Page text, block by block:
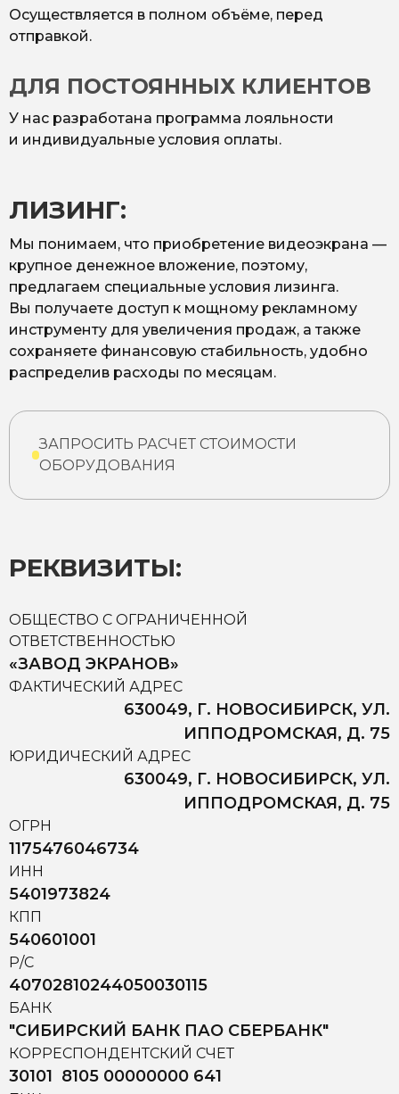
Осуществляется в полном объёме, перед
отправкой.
ДЛЯ ПОСТОЯННЫХ КЛИЕНТОВ
У нас разработана программа лояльности
и индивидуальные условия оплаты.
ЛИЗИНГ:
Мы понимаем, что приобретение видеоэкрана —
крупное денежное вложение, поэтому,
предлагаем специальные условия лизинга.
Вы получаете доступ к мощному рекламному
инструменту для увеличения продаж, а также
сохраняете финансовую стабильность, удобно
распределив расходы по месяцам.
ЗАПРОСИТЬ РАСЧЕТ СТОИМОСТИ
ОБОРУДОВАНИЯ
РЕКВИЗИТЫ:
ОБЩЕСТВО С ОГРАНИЧЕННОЙ
ОТВЕТСТВЕННОСТЬЮ
«ЗАВОД ЭКРАНОВ»
ФАКТИЧЕСКИЙ АДРЕС
630049, Г. НОВОСИБИРСК, УЛ.
ИППОДРОМСКАЯ, Д. 75
ЮРИДИЧЕСКИЙ АДРЕС
630049, Г. НОВОСИБИРСК, УЛ.
ИППОДРОМСКАЯ, Д. 75
ОГРН
1175476046734
ИНН
5401973824
КПП
540601001
Р/С
40702810244050030115
БАНК
"СИБИРСКИЙ БАНК ПАО СБЕРБАНК"
КОРРЕСПОНДЕНТСКИЙ СЧЕТ
30101 8105 00000000 641